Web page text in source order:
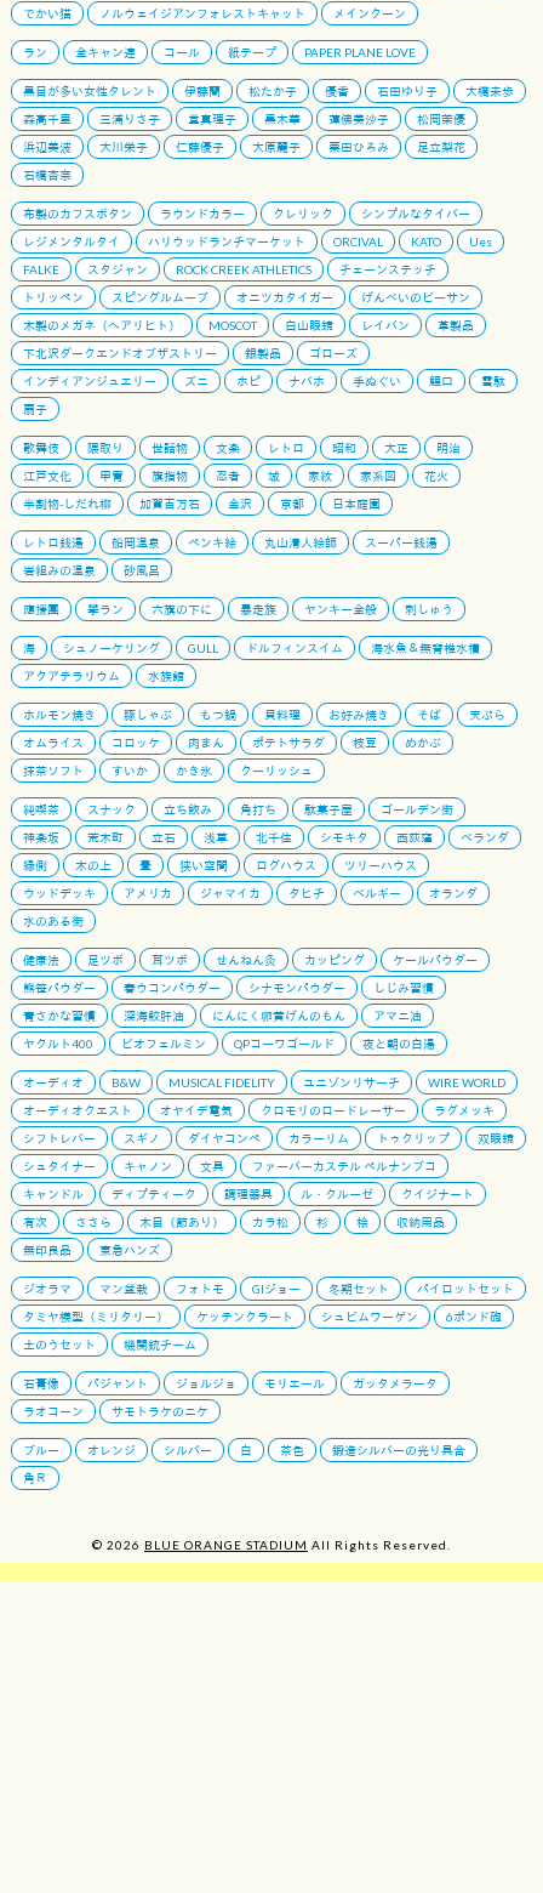
でかい猫
ノルウェイジアンフォレストキャット メインクーン
ラン 全キャン連 コール 紙テープ PAPER PLANE LOVE
黒目が多い女性タレント 伊藤蘭 松たか子 優香 石田ゆり子
大橋未歩
森高千里
三浦りさ子 堂真理子 黒木華 蓮佛美沙子
松岡茉優
浜辺美波
大川栄子 仁藤優子 大原麗子 栗田ひろみ
足立梨花
石橋杏奈
布製のカフスボタン ラウンドカラー クレリック
シンプルなタイバー
レジメンタルタイ
ハリウッドランチマーケット ORCIVAL KATO
Ues
FALKE
スタジャン ROCK CREEK ATHLETICS
チェーンステッチ
トリッペン
スピングルムーブ オニツカタイガー
げんべいのビーサン
木製のメガネ（ヘアリヒト）
MOSCOT 白山眼鏡 レイバン
革製品
下北沢ダークエンドオブザストリー
銀製品
ゴローズ
インディアンジュエリー
ズニ ホピ ナバホ 手ぬぐい 鯉口
雪駄
扇子
歌舞伎 隈取り 世話物 文楽 レトロ 昭和 大正
明治
江戸文化
甲冑 旗指物 忍者 城 家紋 家系図
花火
半割物-しだれ柳
加賀百万石 金沢 京都 日本庭園
レトロ銭湯 船岡温泉 ペンキ絵 丸山清人絵師
スーパー銭湯
岩組みの温泉
砂風呂
應援團 學ラン 六旗の下に 暴走族 ヤンキー全般 刺しゅう
海 シュノーケリング GULL ドルフィンスイム
海水魚＆無脊椎水槽
アクアテラリウム
水族館
ホルモン焼き 豚しゃぶ もつ鍋 貝料理 お好み焼き そば
天ぷら
オムライス
コロッケ 肉まん ポテトサラダ 枝豆
めかぶ
抹茶ソフト
すいか かき氷 クーリッシュ
純喫茶 スナック 立ち飲み 角打ち 駄菓子屋
ゴールデン街
神楽坂
荒木町 立石 浅草 北千住 シモキタ 西荻窪
ベランダ
縁側
木の上 畳 狭い空間 ログハウス
ツリーハウス
ウッドデッキ
アメリカ ジャマイカ タヒチ ベルギー
オランダ
水のある街
健康法 足ツボ 耳ツボ せんねん灸 カッピング
ケールパウダー
熊笹パウダー
春ウコンパウダー シナモンパウダー
しじみ習慣
青さかな習慣
深海鮫肝油 にんにく卵黄げんのもん
アマニ油
ヤクルト400
ビオフェルミン QPコーワゴールド 夜と朝の白湯
オーディオ B&W MUSICAL FIDELITY ユニゾンリサーチ
WIRE WORLD
オーディオクエスト
オヤイデ電気 クロモリのロードレーサー
ラグメッキ
シフトレバー
スギノ ダイヤコンペ カラーリム トゥクリップ
双眼鏡
シュタイナー
キャノン 文具
ファーバーカステル ペルナンブコ
キャンドル
ディプティーク 調理器具 ル・クルーゼ
クイジナート
有次
ささら 木目（節あり） カラ松 杉 桧
収納用品
無印良品
東急ハンズ
ジオラマ マン盆栽 フォトモ GIジョー 冬期セット
パイロットセット
タミヤ模型（ミリタリー）
ケッテンクラート シュビムワーゲン
6ポンド砲
土のうセット
機関銃チーム
石膏像 パジャント ジョルジョ モリエール
ガッタメラータ
ラオコーン
サモトラケのニケ
ブルー オレンジ シルバー 白 茶色
鍛造シルバーの光り具合
角Ｒ
© 2026 BLUE ORANGE STADIUM All Rights Reserved.